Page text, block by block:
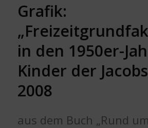
Grafik:
in den 1950er-
Kinder der
2008
aus dem Buch „Rund um